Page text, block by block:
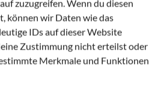
zuzugreifen. Wenn du diesen
können wir Daten wie das
IDs auf dieser Website
Zustimmung nicht erteilst oder
Merkmale und Funktionen